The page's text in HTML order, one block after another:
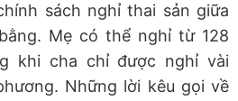
sách nghỉ thai sản giữa
Mẹ có thể nghỉ từ 128
khi cha chỉ được nghỉ vài
Những lời kêu gọi về